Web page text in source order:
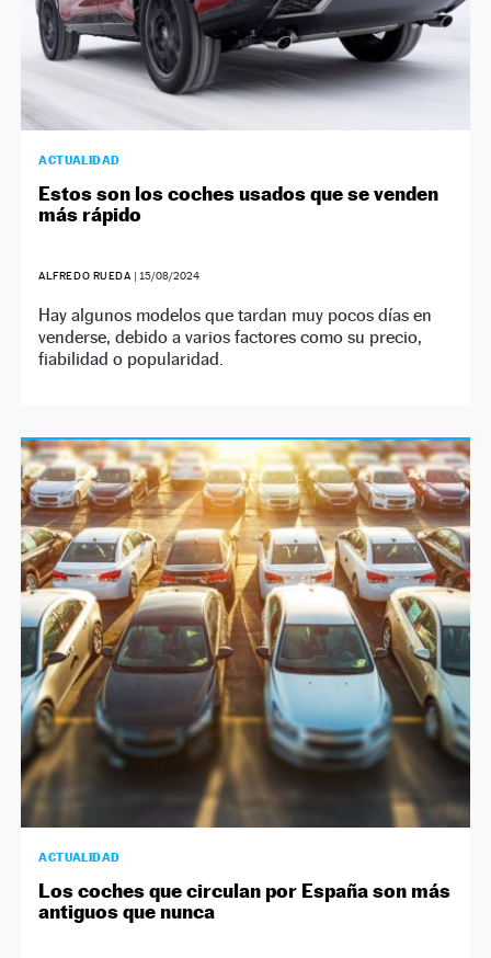
ACTUALIDAD
Estos son los coches usados que se venden
más rápido
ALFREDO RUEDA | 15/08/2024
Hay algunos modelos que tardan muy pocos días en
venderse, debido a varios factores como su precio,
fiabilidad o popularidad.
ACTUALIDAD
Los coches que circulan por España son más
antiguos que nunca